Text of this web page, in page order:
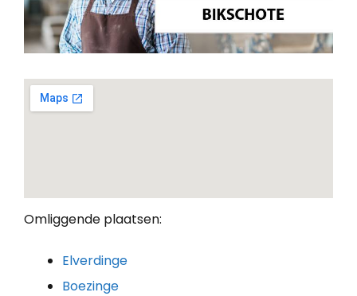
Omliggende plaatsen:
Elverdinge
Boezinge